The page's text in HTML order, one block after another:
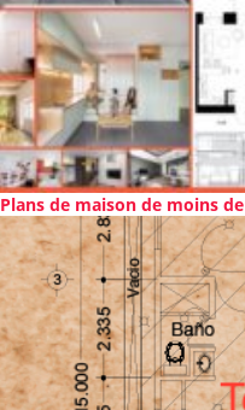
Plans de maison de moins